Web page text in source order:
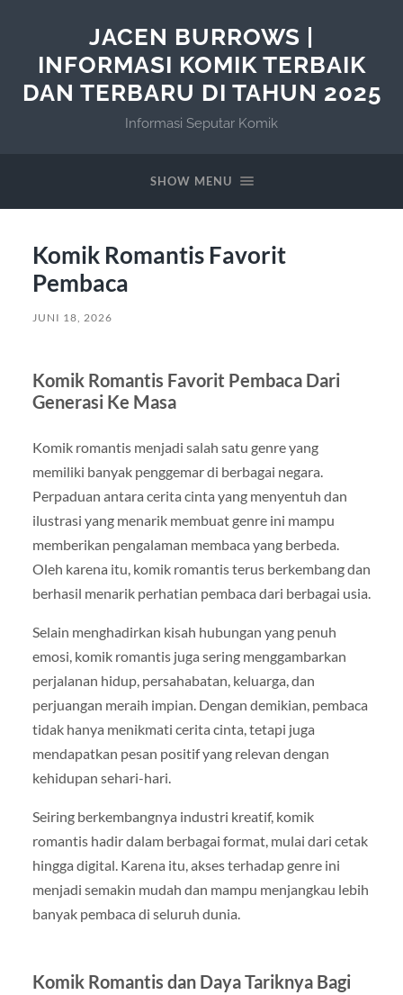
JACEN BURROWS |
INFORMASI KOMIK TERBAIK
DAN TERBARU DI TAHUN 2025
Informasi Seputar Komik
SHOW MENU
Komik Romantis Favorit
Pembaca
JUNI 18, 2026
Komik Romantis Favorit Pembaca Dari
Generasi Ke Masa
Komik romantis menjadi salah satu genre yang
memiliki banyak penggemar di berbagai negara.
Perpaduan antara cerita cinta yang menyentuh dan
ilustrasi yang menarik membuat genre ini mampu
memberikan pengalaman membaca yang berbeda.
Oleh karena itu, komik romantis terus berkembang dan
berhasil menarik perhatian pembaca dari berbagai usia.
Selain menghadirkan kisah hubungan yang penuh
emosi, komik romantis juga sering menggambarkan
perjalanan hidup, persahabatan, keluarga, dan
perjuangan meraih impian. Dengan demikian, pembaca
tidak hanya menikmati cerita cinta, tetapi juga
mendapatkan pesan positif yang relevan dengan
kehidupan sehari-hari.
Seiring berkembangnya industri kreatif, komik
romantis hadir dalam berbagai format, mulai dari cetak
hingga digital. Karena itu, akses terhadap genre ini
menjadi semakin mudah dan mampu menjangkau lebih
banyak pembaca di seluruh dunia.
Komik Romantis dan Daya Tariknya Bagi